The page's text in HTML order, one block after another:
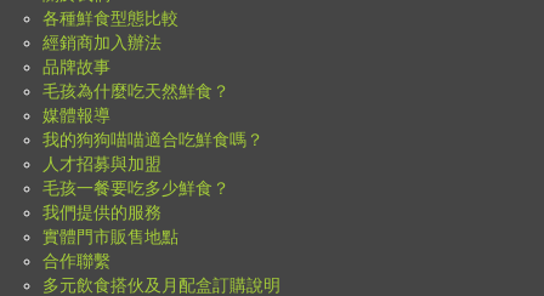
各種鮮食型態比較
經銷商加入辦法
品牌故事
毛孩為什麼吃天然鮮食？
媒體報導
我的狗狗喵喵適合吃鮮食嗎？
人才招募與加盟
毛孩一餐要吃多少鮮食？
我們提供的服務
實體門市販售地點
合作聯繫
多元飲食搭伙及月配盒訂購說明